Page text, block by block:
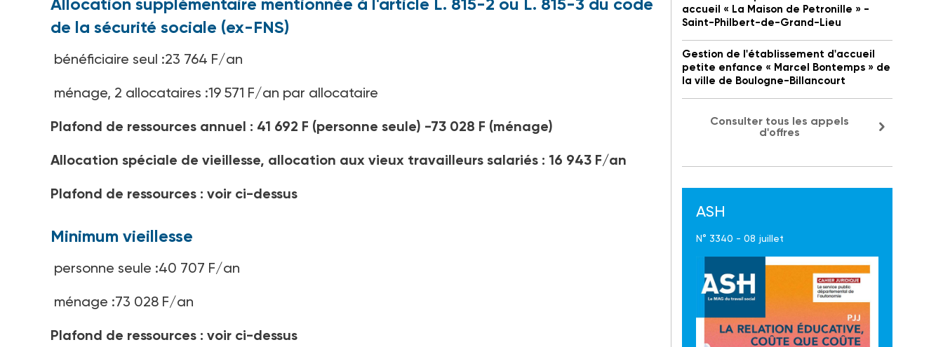
de la sécurité sociale (ex-FNS)
bénéficiaire seul :23 764 F/an
ménage, 2 allocataires :19 571 F/an par allocataire
Plafond de ressources annuel : 41 692 F (personne seule) -73 028 F (ménage)
Allocation spéciale de vieillesse, allocation aux vieux travailleurs salariés : 16 943 F/an
Plafond de ressources : voir ci-dessus
Minimum vieillesse
personne seule :40 707 F/an
ménage :73 028 F/an
Plafond de ressources : voir ci-dessus
accueil « La Maison de Petronille » -
Saint-Philbert-de-Grand-Lieu
Gestion de l'établissement d'accueil
petite enfance « Marcel Bontemps » de
la ville de Boulogne-Billancourt
Consulter tous les appels
d'offres
ASH
N° 3340 - 08 juillet